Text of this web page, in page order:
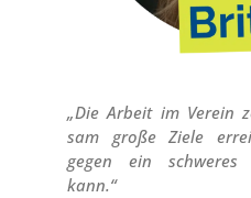
„Die Arbeit im Ver­ein
sam gro­ße Zie­le
gegen ein schwe­res
kann.“